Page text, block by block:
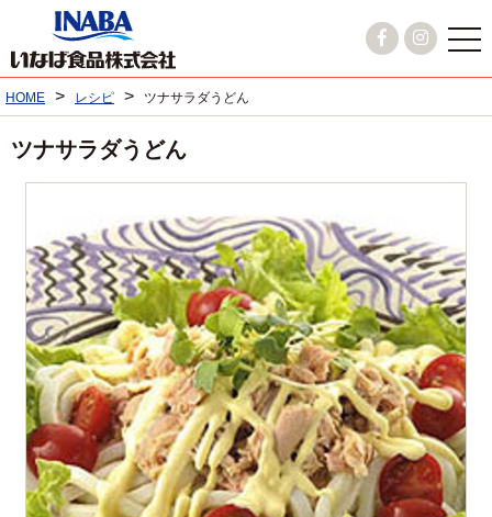
HOME > レシピ > ツナサラダうどん
ツナサラダうどん